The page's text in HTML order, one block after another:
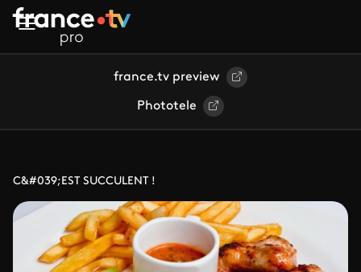
Aller au contenu principal
france.tv preview
Phototele
C&#039;EST SUCCULENT !